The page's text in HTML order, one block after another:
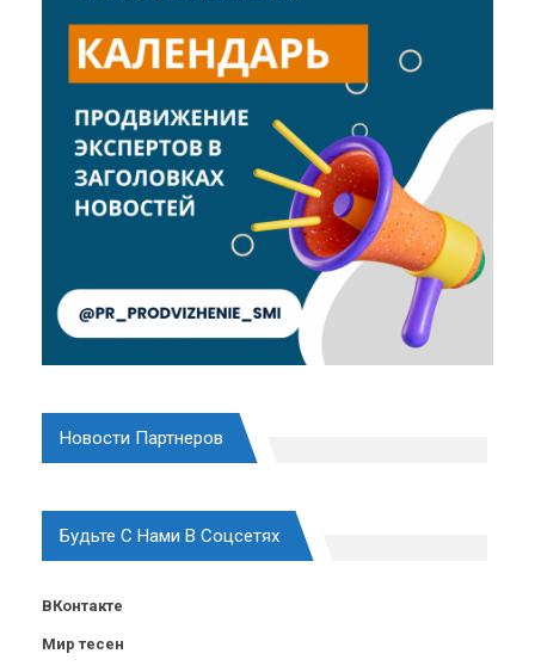
Новости Партнеров
Будьте С Нами В Соцсетях
ВКонтакте
Мир тесен